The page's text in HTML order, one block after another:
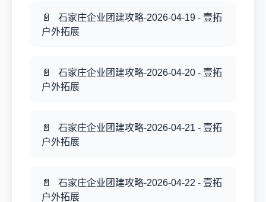
石家庄企业团建攻略-2026-04-19 - 壹拓
户外拓展
石家庄企业团建攻略-2026-04-20 - 壹拓
户外拓展
石家庄企业团建攻略-2026-04-21 - 壹拓
户外拓展
石家庄企业团建攻略-2026-04-22 - 壹拓
户外拓展